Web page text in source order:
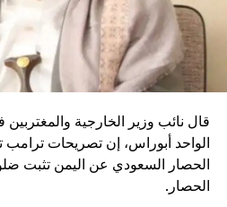
قال نائب وزير الخارجية
الواحد أبوراس، إن تصريحات ترامب
الحصار السعودي عن اليمن تثبت
الحصار.